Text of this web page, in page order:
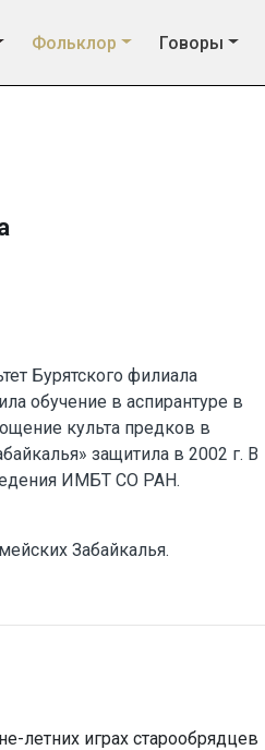
Фольклор Говоры
Бурятского филиала
обучение в аспирантуре в
культа предков в
защитила в 2002 г. В
ИМБТ СО РАН.
Забайкалья.
летних играх старообрядцев